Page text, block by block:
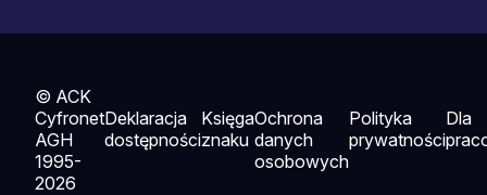
© ACK
Cyfronet
AGH
1995-
2026
Deklaracja
dostępności
Księga
znaku
Ochrona
danych
osobowych
Polityka
prywatności
Dla